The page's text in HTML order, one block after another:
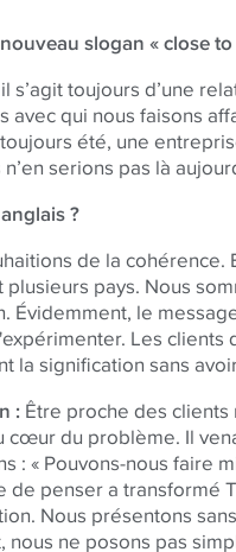
slogan « close
s’agit toujours d’une
avec qui nous faisons
été, une
serions pas là
?
de la cohérence.
pays. Nous
Évidemment, le
Les clients
la signification sans
: Être proche des clients
cœur du problème. Il
: « Pouvons-nous faire
de penser a transformé
Nous présentons
nous ne posons pas